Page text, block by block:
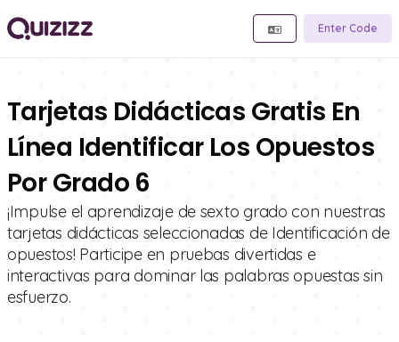
Enter Code
Tarjetas Didácticas Gratis En
Línea Identificar Los Opuestos
Por Grado 6
¡Impulse el aprendizaje de sexto grado con nuestras
tarjetas didácticas seleccionadas de Identificación de
opuestos! Participe en pruebas divertidas e
interactivas para dominar las palabras opuestas sin
esfuerzo.